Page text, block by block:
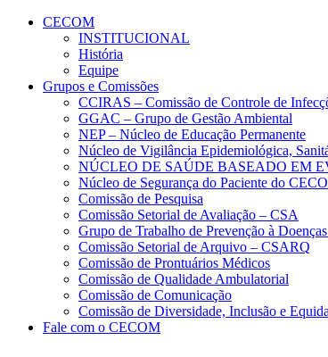
Conteúdo principal
CECOM
INSTITUCIONAL
História
Equipe
Grupos e Comissões
CCIRAS – Comissão de Controle de
GGAC – Grupo de Gestão Ambiental
NEP – Núcleo de Educação Permanente
Núcleo de Vigilância Epidemiológica,
NÚCLEO DE SAÚDE BASEADO EM
Núcleo de Segurança do Paciente do
Comissão de Pesquisa
Comissão Setorial de Avaliação – CSA
Grupo de Trabalho de Prevenção à
Comissão Setorial de Arquivo – CSARQ
Comissão de Prontuários Médicos
Comissão de Qualidade Ambulatorial
Comissão de Comunicação
Comissão de Diversidade, Inclusão e
Fale com o CECOM